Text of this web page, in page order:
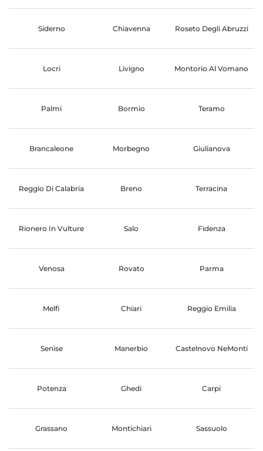
Siderno Chiavenna Roseto Degli Abruzzi
Locri Livigno Montorio Al Vomano
Palmi Bormio Teramo
Brancaleone Morbegno Giulianova
Reggio Di Calabria Breno Terracina
Rionero In Vulture Salo Fidenza
Venosa Rovato Parma
Melfi Chiari Reggio Emilia
Senise Manerbio Castelnovo NeMonti
Potenza Ghedi Carpi
Grassano Montichiari Sassuolo